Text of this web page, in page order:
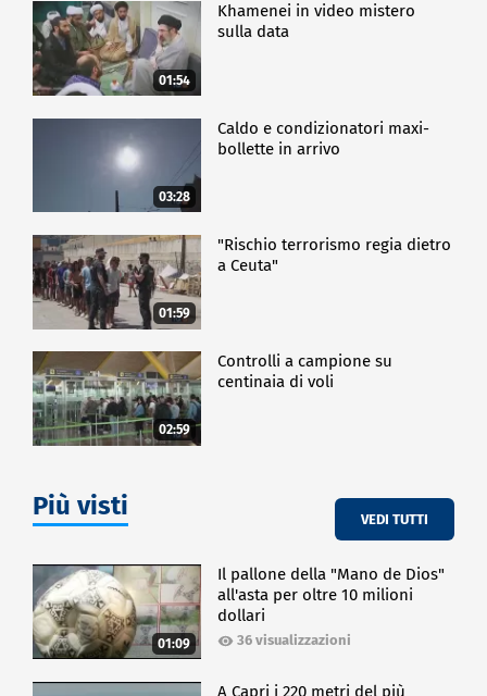
01:54
Khamenei in video mistero
sulla data
03:28
Caldo e condizionatori maxi-
bollette in arrivo
01:59
"Rischio terrorismo regia dietro
a Ceuta"
02:59
Controlli a campione su
centinaia di voli
Più visti VEDI TUTTI
01:09
Il pallone della "Mano de Dios"
all'asta per oltre 10 milioni
dollari
36 visualizzazioni
A Capri i 220 metri del più